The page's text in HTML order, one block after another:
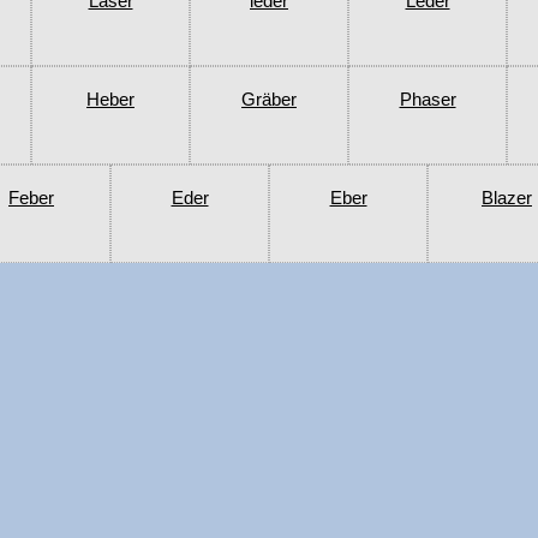
Heber Gräber Phaser
Feber Eder Eber Blazer